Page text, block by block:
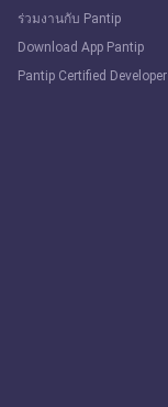
ร่วมงานกับ Pantip
Download App Pantip
Pantip Certified Developer